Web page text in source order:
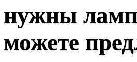
нужны
можете